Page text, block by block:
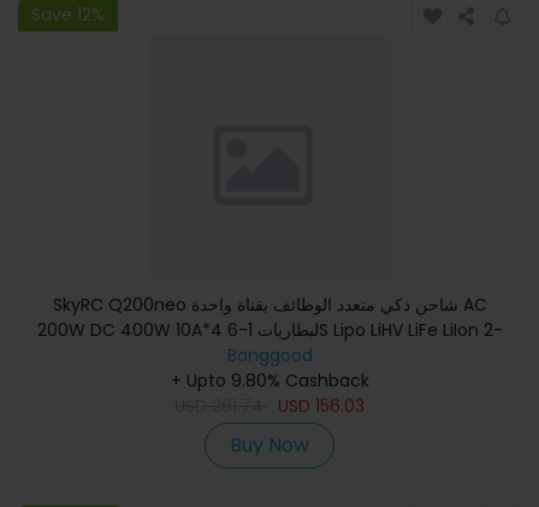
Save 12%
SkyRC Q200neo شاحن ذكي متعدد الوظائف بقناة واحدة AC
200W DC 400W 10A*4 لبطاريات 1-6S Lipo LiHV LiFe LiIon 2-
15S NiMH NIC
Banggood
+ Upto 9.80% Cashback
USD 156.03
Buy Now